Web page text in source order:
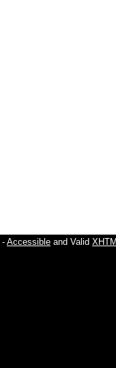
- Accessible and Valid